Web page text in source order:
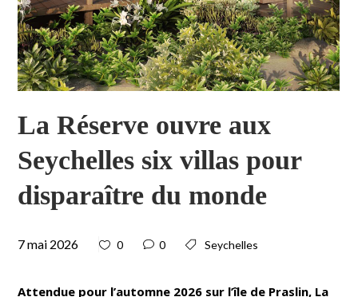
La Réserve ouvre aux
Seychelles six villas pour
disparaître du monde
7 mai 2026 0 0 Seychelles
Attendue pour l’automne 2026 sur l’île de Praslin, La